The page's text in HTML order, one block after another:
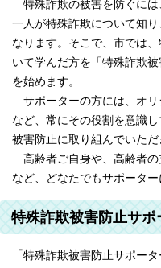
特殊詐欺の被害を防ぐには
一人が特殊詐欺について知
なります。そこで、市では
いて学んだ方を「特殊詐欺
を始めます。
サポーターの方には、オリ
など、常にその役割を意識
被害防止に取り組んでいただ
高齢者ご自身や、高齢者の
など、どなたでもサポーター
特殊詐欺被害防止サ
「特殊詐欺被害防止サポー